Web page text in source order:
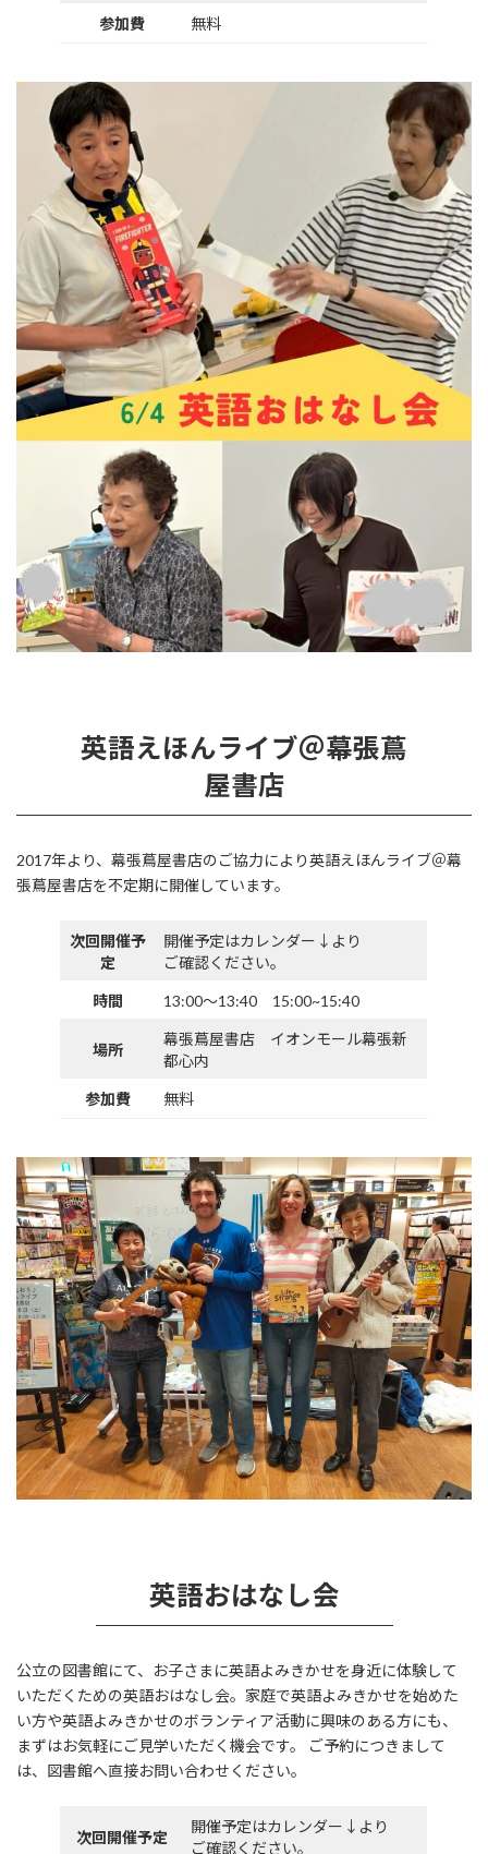
参加費 無料
英語えほんライブ＠幕張蔦
屋書店
2017年より、幕張蔦屋書店のご協力により英語えほんライブ＠幕
張蔦屋書店を不定期に開催しています。
次回開催予
定
開催予定はカレンダー↓より
ご確認ください。
時間 13:00〜13:40 15:00~15:40
場所
幕張蔦屋書店 イオンモール幕張新
都心内
参加費 無料
英語おはなし会
公立の図書館にて、お子さまに英語よみきかせを身近に体験して
いただくための英語おはなし会。家庭で英語よみきかせを始めた
い方や英語よみきかせのボランティア活動に興味のある方にも、
まずはお気軽にご見学いただく機会です。 ご予約につきまして
は、図書館へ直接お問い合わせください。
次回開催予定
開催予定はカレンダー↓より
ご確認ください。